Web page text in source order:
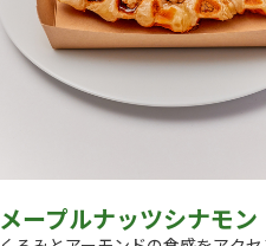
メープルナッツシナモン